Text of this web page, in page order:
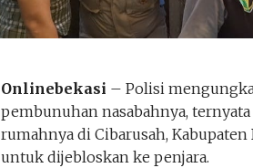
Onlinebekasi – Polisi
pembunuhan nasabahnya,
rumahnya di Cibarusah,
untuk dijebloskan ke penjara.